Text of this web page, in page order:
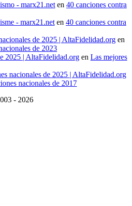
- marx21.neten 40 canciones contra
- marx21.neten 40 canciones contra
de 2025 | AltaFidelidad.org en
de 2023
2025 | AltaFidelidad.org en Las mejores
nacionales de 2025 | AltaFidelidad.org
nacionales de 2017
- 2026